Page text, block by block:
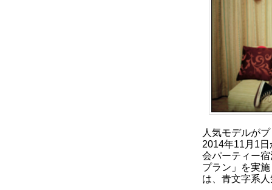
人気モデルが
2014年11月1
会パーティー
プラン」を実
は、青文字系